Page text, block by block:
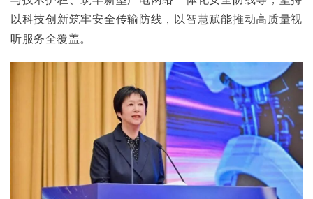
以科技创新筑牢安全传输防线，以智慧赋能推动高质量视
听服务全覆盖。